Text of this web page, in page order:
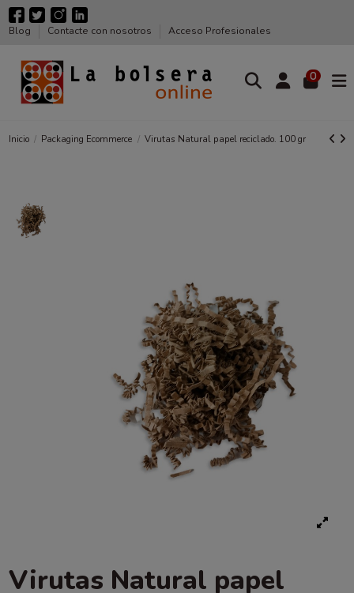
Blog Contacte con nosotros Acceso Profesionales
0
Inicio Packaging Ecommerce Virutas Natural papel reciclado. 100 gr
Virutas Natural papel